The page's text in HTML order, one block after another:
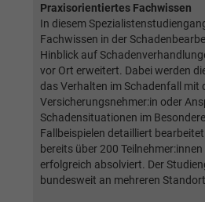
Praxisorientiertes Fachwissen
In diesem
Fachwissen in der
Hinblick auf
vor Ort erweitert. Dabei werden
das Verhalten im Schadenfall mit
Versicherungsnehmer:in oder
Schadensituationen im
Fallbeispielen detailliert
bereits über 200
erfolgreich absolviert. Der
bundesweit an mehreren
Name
Anbieter BWV Südwest
Laufzeit 1 Jahr
Zweck
Dieser Wert
Einstellungen.
generierte ID, für die
Speicherung Ihrer
Zweck
Registriert eine
wird, um
Besucher die
Name _ga_#
Anbieter Google Analytics
Laufzeit 2 Jahre